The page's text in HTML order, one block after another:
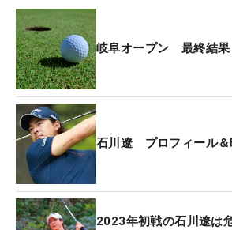
岐阜オープン 最終結果
石川遼 プロフィール＆
2023年初戦の石川遼は